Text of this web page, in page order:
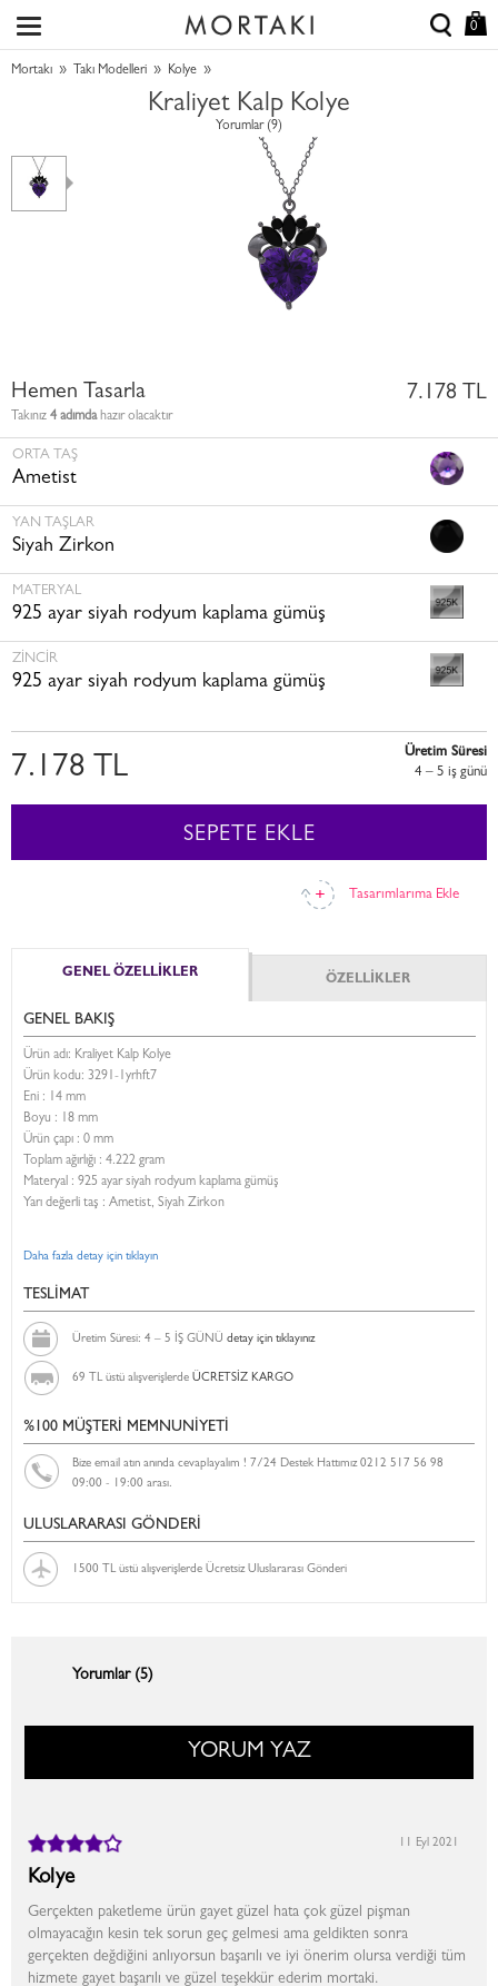
0
Mortakı » Takı Modelleri » Kolye »
Kraliyet Kalp Kolye
Yorumlar (9)
Hemen Tasarla
Takınız 4 adımdahazır olacaktır
7.178 TL
ORTA TAŞ
Ametist
YAN TAŞLAR
Siyah Zirkon
MATERYAL
925 ayar siyah rodyum kaplama gümüş
ZINCIR
925 ayar siyah rodyum kaplama gümüş
Tasarımlarıma Ekle
7.178 TL
Üretim Süresi
4 – 5 i̇ş günü
SEPETE EKLE
GENEL ÖZELLİKLER ÖZELLİKLER
GENEL BAKIŞ
Ürün adı: Kraliyet Kalp Kolye
Ürün kodu: 3291-1yrhft7
Eni : 14 mm
Boyu : 18 mm
Ürün çapı : 0 mm
Toplam ağırlığı : 4.222 gram
Materyal : 925 ayar siyah rodyum kaplama gümüş
Yarı değerli taş : Ametist, Siyah Zirkon
Daha fazla detay için tıklayın
TESLİMAT
Üretim Süresi: 4 – 5 İŞ GÜNÜ detay için tıklayınız
69 TL üstü alışverişlerde ÜCRETSİZ KARGO
%100 MÜŞTERİ MEMNUNİYETİ
Bize email atın anında cevaplayalım ! 7/24 Destek Hattımız 0212 517 56 98
09:00 - 19:00 arası.
ULUSLARARASI GÖNDERİ
1500 TL üstü alışverişlerde Ücretsiz Uluslararası Gönderi
Yorumlar (5)
YORUM YAZ
Kolye
Gerçekten paketleme ürün gayet güzel hata çok güzel pişman
olmayacağın kesin tek sorun geç gelmesi ama geldikten sonra
gerçekten değdiğini anlıyorsun başarılı ve iyi önerim olursa verdiği tüm
hizmete gayet başarılı ve güzel teşekkür ederim mortaki.
11 Eyl 2021